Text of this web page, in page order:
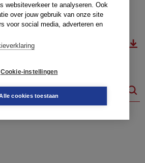
websiteverkeer te analyseren. Ook
over jouw gebruik van onze site
voor social media, adverteren en
Cookie-instellingen
cookies toestaan
doorsturen